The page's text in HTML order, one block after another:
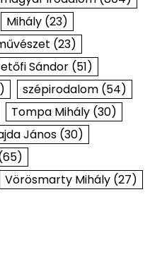
Mihály(23)
(23)
Sándor(51)
szépirodalom(54)
Tompa Mihály(30)
János(30)
Vörösmarty Mihály(27)